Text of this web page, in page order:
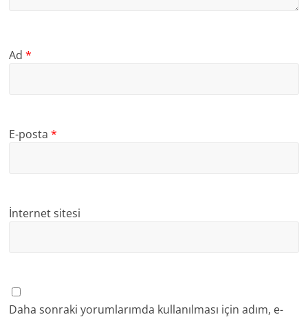
Ad*
E-posta*
İnternet sitesi
Daha sonraki yorumlarımda kullanılması için adım, e-